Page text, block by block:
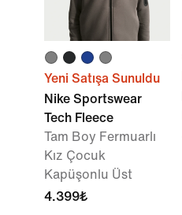
Yeni Satışa Sunuldu
Nike Sportswear
Tech Fleece
Tam Boy Fermuarlı
Kız Çocuk
Kapüşonlu Üst
4.399₺